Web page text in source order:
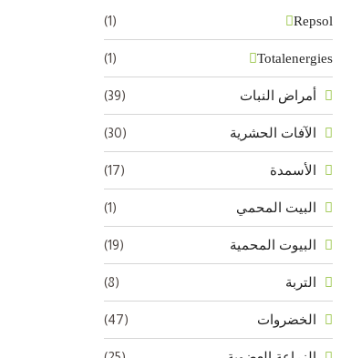
Repsol
(1)
Totalenergies
(1)
أمراض النبات (39)
الآفات الحشرية (30)
الأسمدة (17)
البيت المحمي (1)
البيوت المحمية (19)
التربة (8)
الخضروات (47)